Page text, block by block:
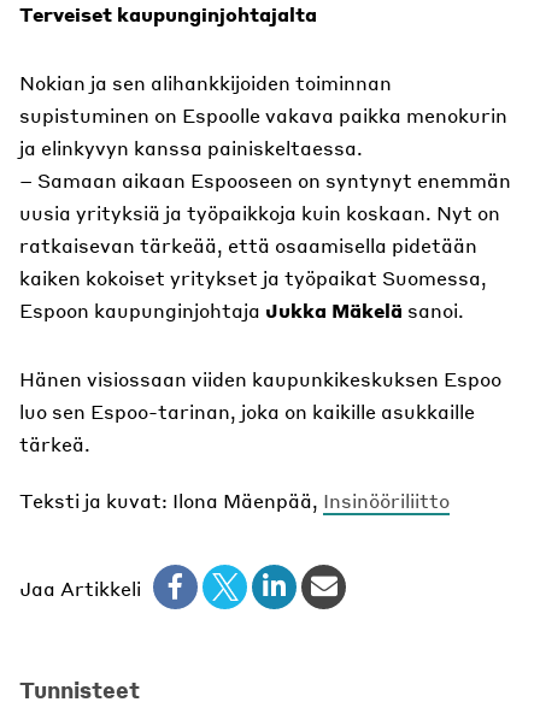
Terveiset kaupunginjohtajalta
Nokian ja sen alihankkijoiden toiminnan
supistuminen on Espoolle vakava paikka menokurin
ja elinkyvyn kanssa painiskeltaessa.
– Samaan aikaan Espooseen on syntynyt enemmän
uusia yrityksiä ja työpaikkoja kuin koskaan. Nyt on
ratkaisevan tärkeää, että osaamisella pidetään
kaiken kokoiset yritykset ja työpaikat Suomessa,
Espoon kaupunginjohtaja Jukka Mäkelä sanoi.
Hänen visiossaan viiden kaupunkikeskuksen Espoo
luo sen Espoo-tarinan, joka on kaikille asukkaille
tärkeä.
Teksti ja kuvat: Ilona Mäenpää, Insinööriliitto
Jaa Artikkeli
Tunnisteet